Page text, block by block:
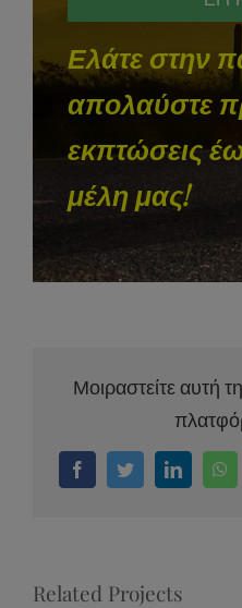
Ελάτε στην
απολαύστε
εκπτώσεις
μέλη μας!
Μοιραστείτε αυτή
FacebookTwitterLinkedIn
Related Projects